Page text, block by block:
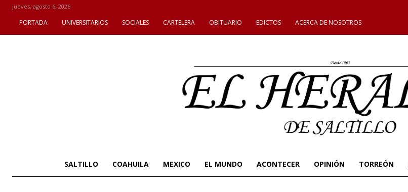
jueves, agosto 6, 2026
PORTADA UNIVERSITARIOS SOCIALES CARTELERA OBITUARIO EDICTOS ACERCA DE NOSOTROS
SALTILLO COAHUILA MEXICO EL MUNDO ACONTECER OPINIÓN TORREÓN